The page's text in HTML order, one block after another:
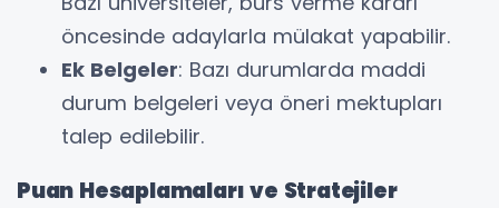
öncesinde adaylarla mülakat yapabilir.
Ek Belgeler: Bazı durumlarda maddi
durum belgeleri veya öneri mektupları
talep edilebilir.
Puan Hesaplamaları ve Stratejiler